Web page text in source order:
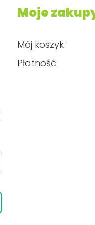
Moje
Mój koszyk
Płatność